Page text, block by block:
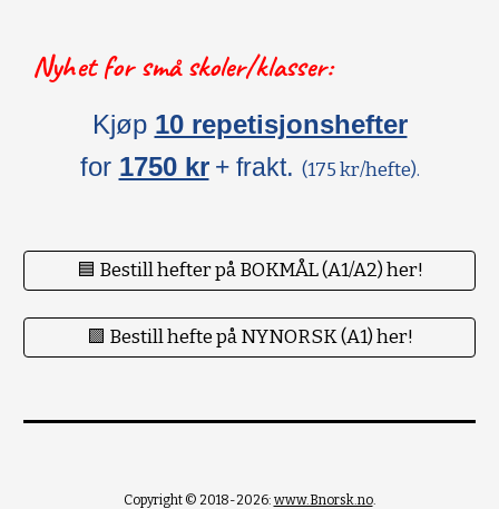
Nyhet for små skoler/klasser:
Kjøp 10 repetisjonshefter
for 1750 kr + frakt. (175 kr/hefte).
🟦 Bestill hefter på BOKMÅL (A1/A2) her!
🟪 Bestill hefte på NYNORSK (A1) her!
Copyright © 2018-2026: www.Bnorsk.no.